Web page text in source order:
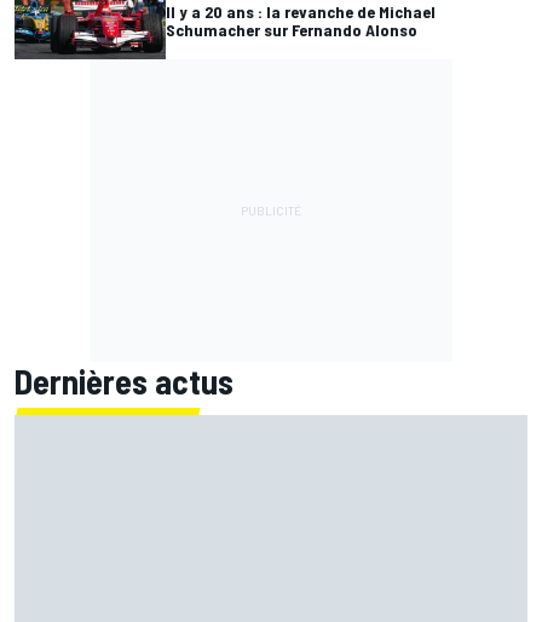
Il y a 20 ans : la revanche de Michael
Schumacher sur Fernando Alonso
Dernières actus